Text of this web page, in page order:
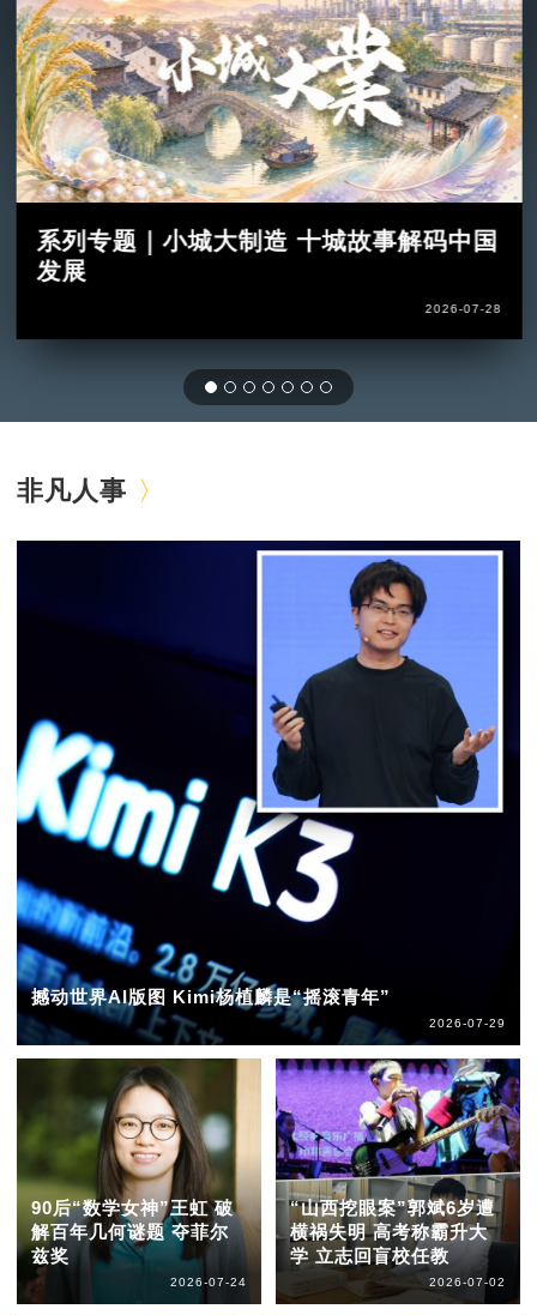
系列专题｜小城大制造 十城故事解码中国
发展
2026-07-28
非凡人事
撼动世界AI版图 Kimi杨植麟是“摇滚青年”
2026-07-29
90后“数学女神”王虹 破
解百年几何谜题 夺菲尔
兹奖
2026-07-24
“山西挖眼案”郭斌6岁遭
横祸失明 高考称霸升大
学 立志回盲校任教
2026-07-02